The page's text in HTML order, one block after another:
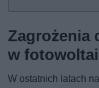
Zagrożenia
w
W ostatnich latach